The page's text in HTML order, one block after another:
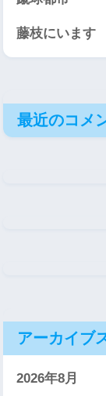
藤枝にいます
最近のコメ
アーカイブ
2026年8月